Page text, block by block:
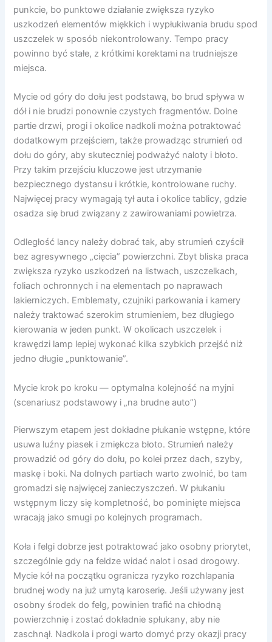
punkcie, bo punktowe działanie zwiększa ryzyko
uszkodzeń elementów miękkich i wypłukiwania brudu spod
uszczelek w sposób niekontrolowany. Tempo pracy
powinno być stałe, z krótkimi korektami na trudniejsze
miejsca.
Mycie od góry do dołu jest podstawą, bo brud spływa w
dół i nie brudzi ponownie czystych fragmentów. Dolne
partie drzwi, progi i okolice nadkoli można potraktować
dodatkowym przejściem, także prowadząc strumień od
dołu do góry, aby skuteczniej podważyć naloty i błoto.
Przy takim przejściu kluczowe jest utrzymanie
bezpiecznego dystansu i krótkie, kontrolowane ruchy.
Najwięcej pracy wymagają tył auta i okolice tablicy, gdzie
osadza się brud związany z zawirowaniami powietrza.
Odległość lancy należy dobrać tak, aby strumień czyścił
bez agresywnego „cięcia” powierzchni. Zbyt bliska praca
zwiększa ryzyko uszkodzeń na listwach, uszczelkach,
foliach ochronnych i na elementach po naprawach
lakierniczych. Emblematy, czujniki parkowania i kamery
należy traktować szerokim strumieniem, bez długiego
kierowania w jeden punkt. W okolicach uszczelek i
krawędzi lamp lepiej wykonać kilka szybkich przejść niż
jedno długie „punktowanie”.
Mycie krok po kroku — optymalna kolejność na myjni
(scenariusz podstawowy i „na brudne auto”)
Pierwszym etapem jest dokładne płukanie wstępne, które
usuwa luźny piasek i zmiękcza błoto. Strumień należy
prowadzić od góry do dołu, po kolei przez dach, szyby,
maskę i boki. Na dolnych partiach warto zwolnić, bo tam
gromadzi się najwięcej zanieczyszczeń. W płukaniu
wstępnym liczy się kompletność, bo pominięte miejsca
wracają jako smugi po kolejnych programach.
Koła i felgi dobrze jest potraktować jako osobny priorytet,
szczególnie gdy na feldze widać nalot i osad drogowy.
Mycie kół na początku ogranicza ryzyko rozchlapania
brudnej wody na już umytą karoserię. Jeśli używany jest
osobny środek do felg, powinien trafić na chłodną
powierzchnię i zostać dokładnie spłukany, aby nie
zaschnął. Nadkola i progi warto domyć przy okazji pracy